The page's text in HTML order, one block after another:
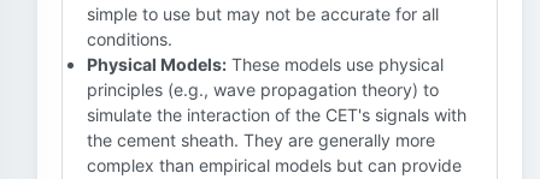
simple to use but may not be accurate for all
conditions.
Physical Models: These models use physical
principles (e.g., wave propagation theory) to
simulate the interaction of the CET's signals with
the cement sheath. They are generally more
complex than empirical models but can provide